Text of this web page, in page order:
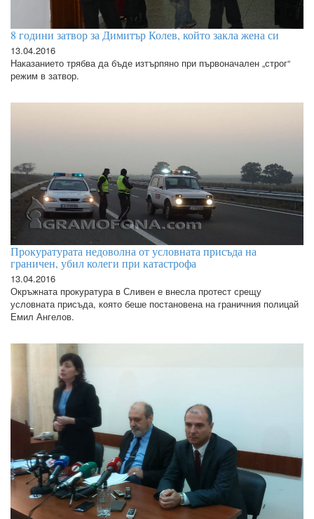
8 години затвор за Димитър Колев, който закла жена си
13.04.2016
Наказанието трябва да бъде изтърпяно при първоначален „строг“
режим в затвор.
Прокуратурата недоволна от условната присъда на
граничен, убил колеги при катастрофа
13.04.2016
Окръжната прокуратура в Сливен е внесла протест срещу
условната присъда, която беше постановена на граничния полицай
Емил Ангелов.